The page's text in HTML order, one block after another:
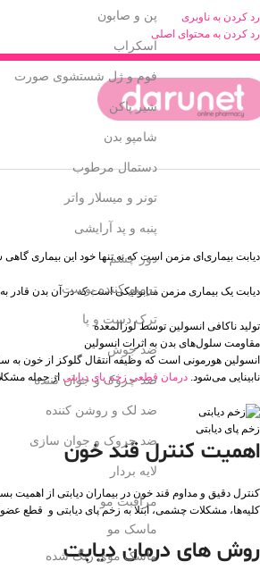
رد کردن به ناوبری
رد کردن به محتوای اصلی
پن و صابون
اسکراب
فوم و ژل شستشوی صورت
شیر پاکن
شامپو بدن
دستمال مرطوب
تونر و میسلار واتر
پنبه و پد آرایشی
دور چشم
ترمیم کننده پوست
ترک دست و پا
ضد جوش
ضد چروک و جوان کننده
ضد لک و روشن کننده
ضد چروک و جوان سازی
لایه بردار
مراقبت مو
ماسک مو
ماسک موی رنگ شده
دیابت بیماری‌ای مزمن است که نه تنها خود این بیماری
دیابت یک بیماری مزمن متابولیکی است که در آن بدن
تولید ناکافی انسولین توسط لوزالمعده
مقاومت سلول‌های بدن به اثرات انسولین
انسولین هورمونی است که وظیفه انتقال گلوکز از خون به
نابینایی می‌شود. درمان قطعی زخم پای دیابتی از جمله
زخم پای دیابتی
اهمیت کنترل قند خون
کنترل دقیق و مداوم قند خون در بیماران دیابتی از
کلیه‌ها، مشکلات چشمی، ابتلا به زخم پای دیابتی و قطع
روش های درمان دیابت